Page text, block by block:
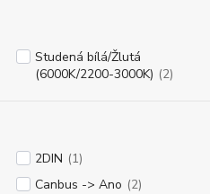
Studená bílá/Žlutá
(6000K/2200-3000K) (2)
2DIN (1)
Canbus -> Ano (2)